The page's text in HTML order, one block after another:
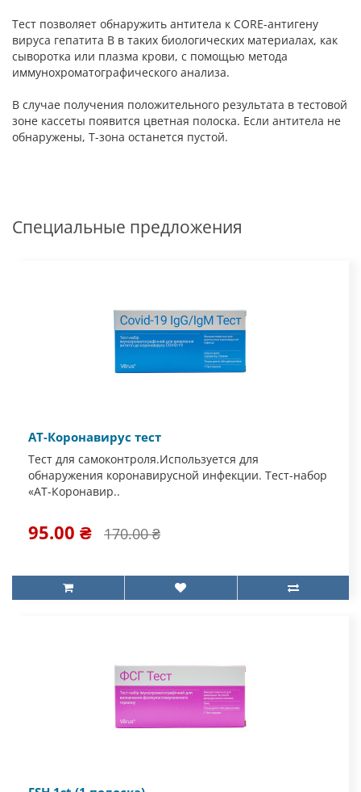
Тест позволяет обнаружить антитела к CORE-антигену
вируса гепатита B в таких биологических материалах, как
сыворотка или плазма крови, с помощью метода
иммунохроматографического анализа.
В случае получения положительного результата в тестовой
зоне кассеты появится цветная полоска. Если антитела не
обнаружены, Т-зона останется пустой.
Специальные предложения
АТ-Коронавирус тест
Тест для самоконтроля.Используется для
обнаружения коронавирусной инфекции. Тест-набор
«АТ-Коронавир..
95.00 ₴ 170.00 ₴